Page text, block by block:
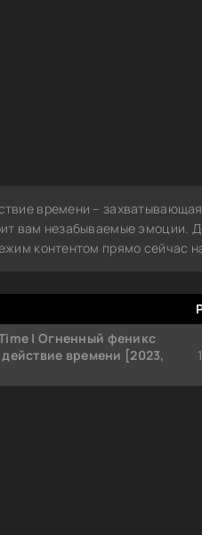
времени –
вам незабываемые эмоции.
контентом прямо сейчас
| Огненный феникс
времени [2023,